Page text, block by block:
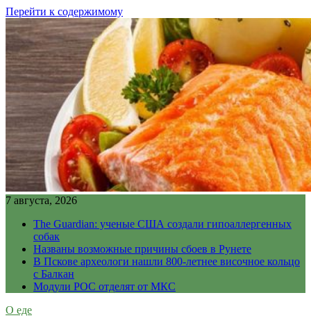
Перейти к содержимому
7 августа, 2026
The Guardian: ученые США создали гипоаллергенных
собак
Названы возможные причины сбоев в Рунете
В Пскове археологи нашли 800-летнее височное кольцо
с Балкан
Модули РОС отделят от МКС
О еде